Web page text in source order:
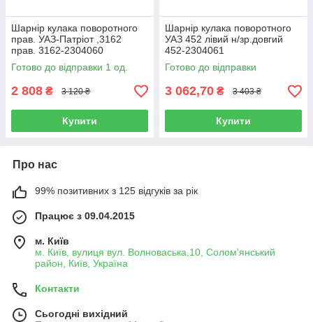
Шарнір кулака поворотного
прав. УАЗ-Патріот ,3162
прав. 3162-2304060
Готово до відправки 1 од.
2 808 ₴ 3 120 ₴
Купити
Шарнір кулака поворотного
УАЗ 452 лівий н/зр.довгий
452-2304061
Готово до відправки
3 062,70 ₴ 3 403 ₴
Купити
Про нас
99% позитивних з 125 відгуків за рік
Працює з 09.04.2015
м. Київ
м. Київ, вулиця вул. Волноваська,10, Солом'янський
район, Київ, Україна
Контакти
Сьогодні вихідний